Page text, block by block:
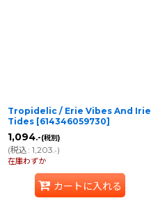
Tropidelic / Erie Vibes And Irie
Tides [614346059730]
1,094.-(税別)
(税込: 1,203.-)
在庫わずか
カートに入れる